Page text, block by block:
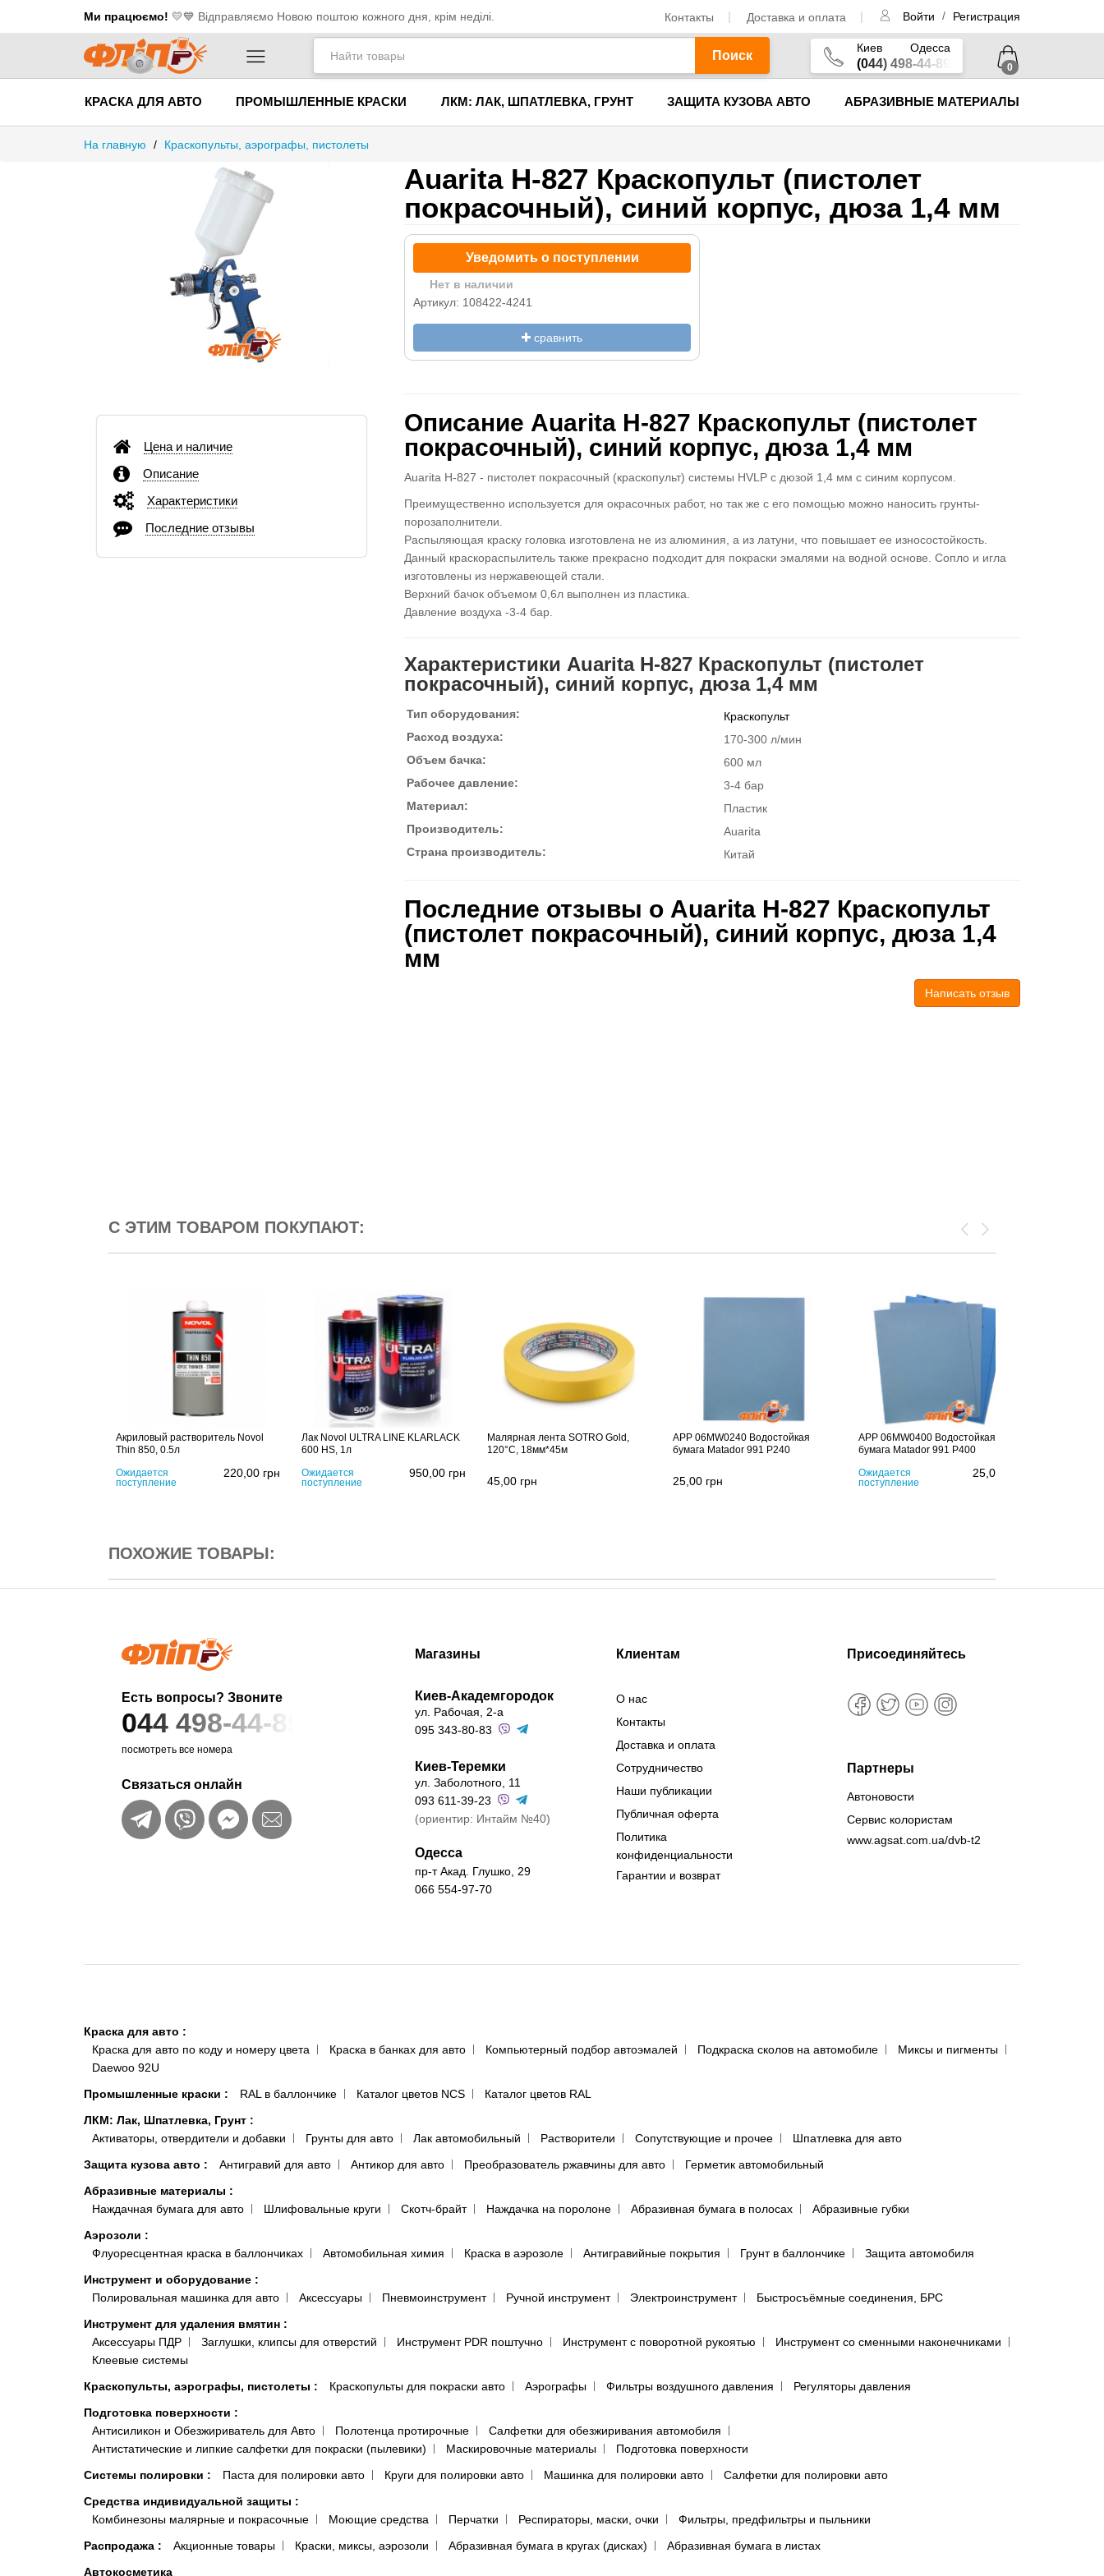
Ми працюємо! 💛​💙 Відправляємо Новою поштою кожного дня, крім неділі. Контакты Доставка и оплата Войти / Регистрация
Поиск
Киев Одесса
(044) 498-44-89 0
КРАСКА ДЛЯ АВТО ПРОМЫШЛЕННЫЕ КРАСКИ ЛКМ: ЛАК, ШПАТЛЕВКА, ГРУНТ ЗАЩИТА КУЗОВА АВТО АБРАЗИВНЫЕ МАТЕРИАЛЫ
На главную / Краскопульты, аэрографы, пистолеты
Цена и наличие
Описание
Характеристики
Последние отзывы
Auarita H-827 Краскопульт (пистолет
покрасочный), cиний корпус, дюза 1,4 мм
Уведомить о поступлении
Нет в наличии
Артикул: 108422-4241
сравнить
Описание Auarita H-827 Краскопульт (пистолет
покрасочный), cиний корпус, дюза 1,4 мм
Auarita H-827 - пистолет покрасочный (краскопульт) системы HVLP с дюзой 1,4 мм с синим корпусом.
Преимущественно используется для окрасочных работ, но так же с его помощью можно наносить грунты-
порозаполнители.
Распыляющая краску головка изготовлена не из алюминия, а из латуни, что повышает ее износостойкость.
Данный краскораспылитель также прекрасно подходит для покраски эмалями на водной основе. Сопло и игла
изготовлены из нержавеющей стали.
Верхний бачок объемом 0,6л выполнен из пластика.
Давление воздуха -3-4 бар.
Характеристики Auarita H-827 Краскопульт (пистолет
покрасочный), cиний корпус, дюза 1,4 мм
Тип оборудования:
Краскопульт
Расход воздуха:
170-300 л/мин
Объем бачка:
600 мл
Рабочее давление:
3-4 бар
Материал:
Пластик
Производитель:
Auarita
Страна производитель:
Китай
Последние отзывы о Auarita H-827 Краскопульт
(пистолет покрасочный), cиний корпус, дюза 1,4
мм
Написать отзыв
С ЭТИМ ТОВАРОМ ПОКУПАЮТ:
Акриловый растворитель Novol
Thin 850, 0.5л
Ожидается
поступление
220,00 грн
Лак Novol ULTRA LINE KLARLACK
600 HS, 1л
Ожидается
поступление
950,00 грн
Малярная лента SOTRO Gold,
120°C, 18мм*45м
45,00 грн
APP 06MW0240 Водостойкая
бумага Matador 991 P240
25,00 грн
APP 06MW0400 Водостойкая
бумага Matador 991 P400
Ожидается
поступление
25,00
ПОХОЖИЕ ТОВАРЫ:
Есть вопросы? Звоните
044 498-44-89
посмотреть все номера
Связаться онлайн
Магазины
Киев-Академгородок
ул. Рабочая, 2-а
095 343-80-83
Киев-Теремки
ул. Заболотного, 11
093 611-39-23
(ориентир: Интайм №40)
Одесса
пр-т Акад. Глушко, 29
066 554-97-70
Клиентам
О нас
Контакты
Доставка и оплата
Сотрудничество
Наши публикации
Публичная оферта
Политика
конфиденциальности
Гарантии и возврат
Присоединяйтесь
Партнеры
Автоновости
Сервис колористам
www.agsat.com.ua/dvb-t2
Краска для авто :
Краска для авто по коду и номеру цвета
Краска в банках для авто Компьютерный подбор автоэмалей Подкраска сколов на автомобиле
Миксы и пигменты
Daewoo 92U
Промышленные краски : RAL в баллончике Каталог цветов NCS
Каталог цветов RAL
ЛКМ: Лак, Шпатлевка, Грунт :
Активаторы, отвердители и добавки
Грунты для авто Лак автомобильный Растворители Сопутствующие и прочее
Шпатлевка для авто
Защита кузова авто : Антигравий для авто Антикор для авто Преобразователь ржавчины для авто
Герметик автомобильный
Абразивные материалы :
Наждачная бумага для авто
Шлифовальные круги Скотч-брайт Наждачка на поролоне Абразивная бумага в полосах
Абразивные губки
Аэрозоли :
Флуоресцентная краска в баллончиках
Автомобильная химия Краска в аэрозоле Антигравийные покрытия Грунт в баллончике
Защита автомобиля
Инструмент и оборудование :
Полировальная машинка для авто
Аксессуары Пневмоинструмент Ручной инструмент Электроинструмент
Быстросъёмные соединения, БРС
Инструмент для удаления вмятин :
Аксессуары ПДР
Заглушки, клипсы для отверстий Инструмент PDR поштучно Инструмент с поворотной рукоятью
Инструмент со сменными наконечниками
Клеевые системы
Краскопульты, аэрографы, пистолеты : Краскопульты для покраски авто Аэрографы Фильтры воздушного давления
Регуляторы давления
Подготовка поверхности :
Антисиликон и Обезжириватель для Авто
Полотенца протирочные
Салфетки для обезжиривания автомобиля
Антистатические и липкие салфетки для покраски (пылевики)
Маскировочные материалы
Подготовка поверхности
Системы полировки : Паста для полировки авто Круги для полировки авто Машинка для полировки авто
Салфетки для полировки авто
Средства индивидуальной защиты :
Комбинезоны малярные и покрасочные
Моющие средства Перчатки Респираторы, маски, очки
Фильтры, предфильтры и пыльники
Распродажа : Акционные товары Краски, миксы, аэрозоли Абразивная бумага в кругах (дисках)
Абразивная бумага в листах
Автокосметика